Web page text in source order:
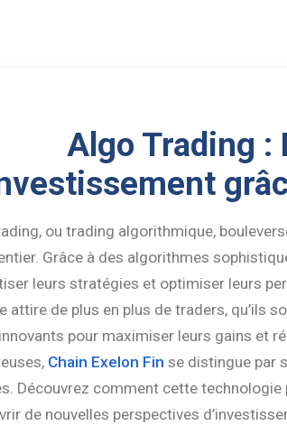
Algo Trading :
ou trading algorithmique,
Grâce à des algorithmes
leurs stratégies et optimiser leurs
attire de plus en plus de traders, qu’ils
pour maximiser leurs gains et
Chain Exelon Fin se distingue par
Découvrez comment cette
de nouvelles perspectives